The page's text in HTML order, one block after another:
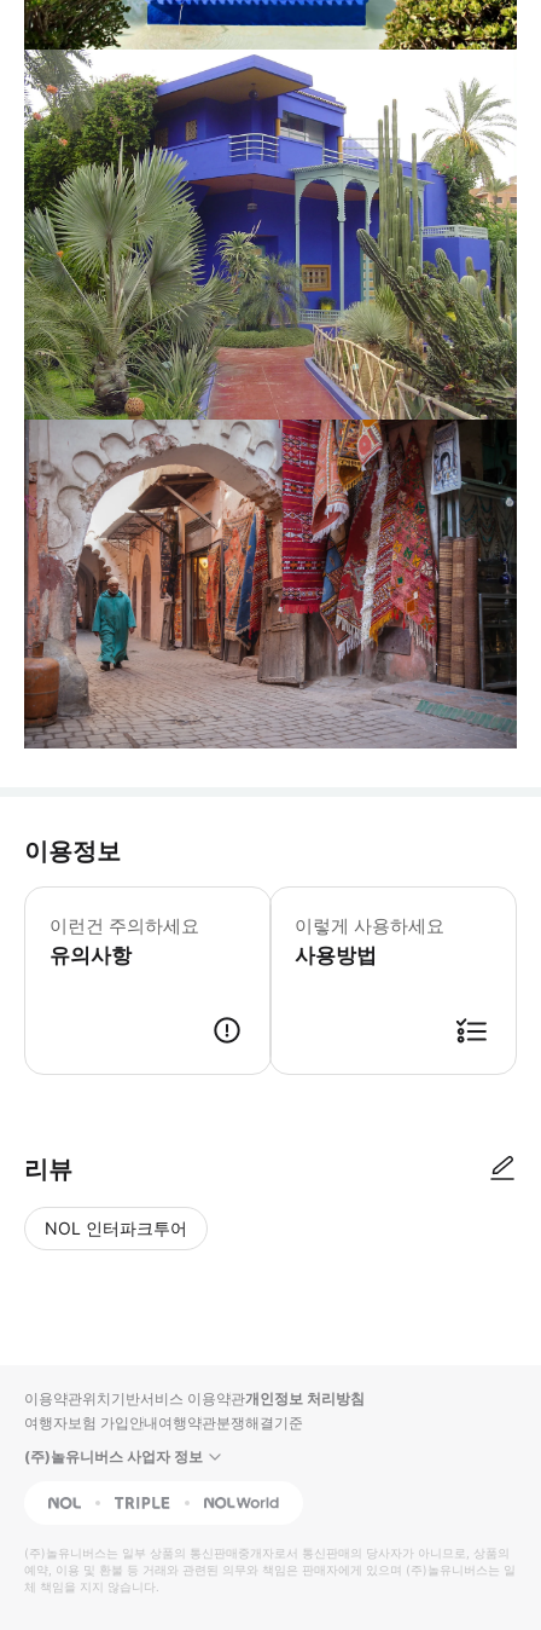
이용정보
이런건 주의하세요
유의사항
* 최소 2명부터 최대 16명까지 예약
이렇게 사용하세요
사용방법
리뷰
NOL 인터파크투어
입니
다.
높
은
순
동
영
상
순
상
이용약관위치기반서비스 이용약관개인정보 처리방침
여행자보험 가입안내여행약관분쟁해결기준
(주)놀유니버스 사업자 정보
NOL Triple Interpark Global
(주)놀유니버스는 일부 상품의 통신판매중개자로서 통신판매의 당사자가 아니므로, 상품의
예약, 이용 및 환불 등 거래와 관련된 의무와 책임은 판매자에게 있으며 (주)놀유니버스는 일
체 책임을 지지 않습니다.